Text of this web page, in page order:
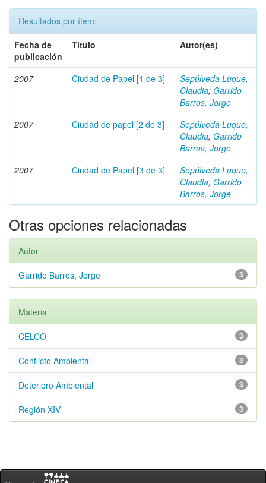
Resultados por ítem:
Fecha de
publicación
Título Autor(es)
2007 Ciudad de Papel [1 de 3]
Sepúlveda Luque,
Claudia; Garrido
Barros, Jorge
2007
Ciudad de papel [2 de 3]
Sepúlveda Luque,
Claudia; Garrido
Barros, Jorge
2007
Ciudad de Papel [3 de 3]
Sepúlveda Luque,
Claudia; Garrido
Barros, Jorge
Otras opciones relacionadas
Autor
3
Garrido Barros, Jorge
Materia
3
CELCO
3
Conflicto Ambiental
3
Deterioro Ambiental
3
Región XIV